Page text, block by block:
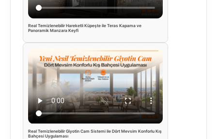
Real Temizlenebilir Hareketli Küpeşte ile Teras Kapama ve
Panoramik Manzara Keyfi
Real Temizlenebilir Giyotin Cam Sistemi ile Dört Mevsim Konforlu Kış
Bahçesi Uygulaması